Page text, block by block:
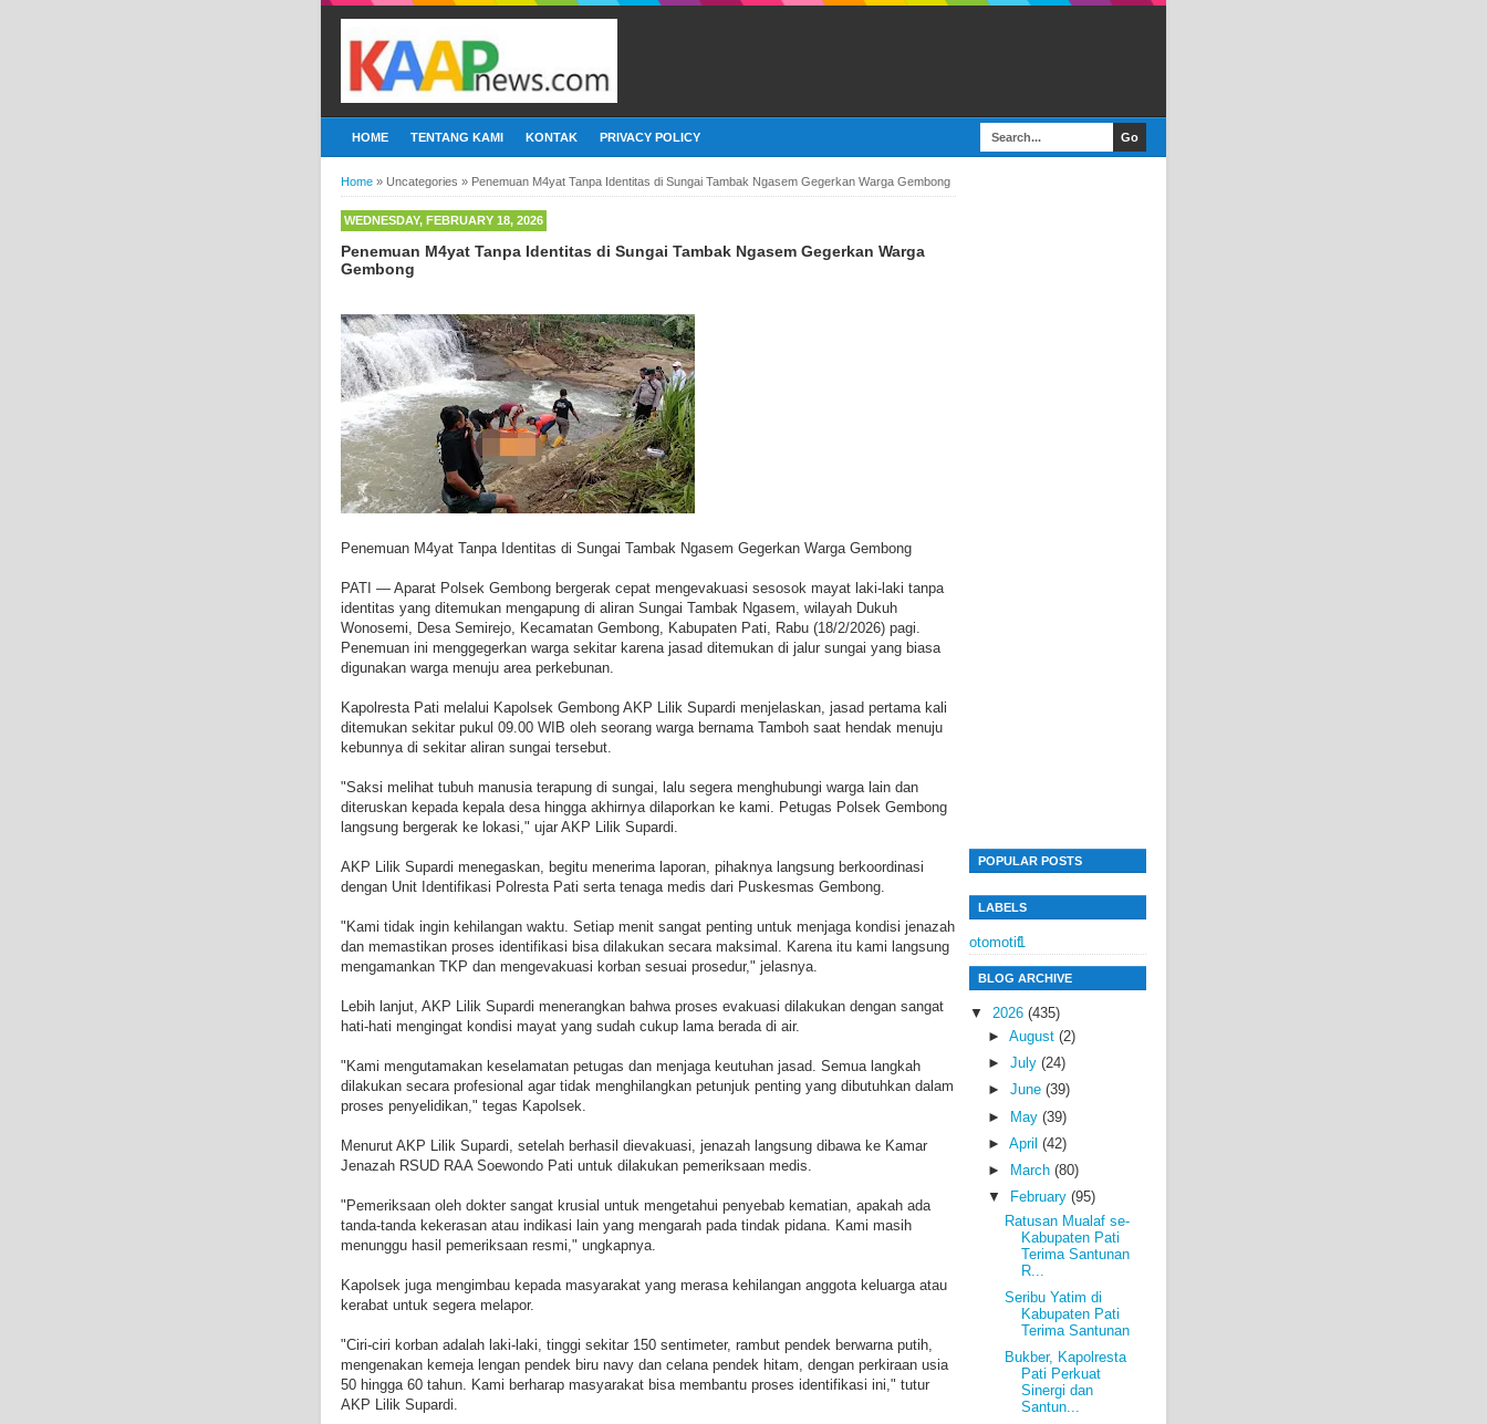
HOME TENTANG KAMI KONTAK PRIVACY POLICY
Home » Uncategories » Penemuan M4yat Tanpa Identitas di Sungai Tambak Ngasem Gegerkan Warga Gembong
WEDNESDAY, FEBRUARY 18, 2026
Penemuan M4yat Tanpa Identitas di Sungai Tambak Ngasem Gegerkan Warga
Gembong
Penemuan M4yat Tanpa Identitas di Sungai Tambak Ngasem Gegerkan Warga Gembong
PATI — Aparat Polsek Gembong bergerak cepat mengevakuasi sesosok mayat laki-laki tanpa
identitas yang ditemukan mengapung di aliran Sungai Tambak Ngasem, wilayah Dukuh
Wonosemi, Desa Semirejo, Kecamatan Gembong, Kabupaten Pati, Rabu (18/2/2026) pagi.
Penemuan ini menggegerkan warga sekitar karena jasad ditemukan di jalur sungai yang biasa
digunakan warga menuju area perkebunan.
Kapolresta Pati melalui Kapolsek Gembong AKP Lilik Supardi menjelaskan, jasad pertama kali
ditemukan sekitar pukul 09.00 WIB oleh seorang warga bernama Tamboh saat hendak menuju
kebunnya di sekitar aliran sungai tersebut.
"Saksi melihat tubuh manusia terapung di sungai, lalu segera menghubungi warga lain dan
diteruskan kepada kepala desa hingga akhirnya dilaporkan ke kami. Petugas Polsek Gembong
langsung bergerak ke lokasi," ujar AKP Lilik Supardi.
AKP Lilik Supardi menegaskan, begitu menerima laporan, pihaknya langsung berkoordinasi
dengan Unit Identifikasi Polresta Pati serta tenaga medis dari Puskesmas Gembong.
"Kami tidak ingin kehilangan waktu. Setiap menit sangat penting untuk menjaga kondisi jenazah
dan memastikan proses identifikasi bisa dilakukan secara maksimal. Karena itu kami langsung
mengamankan TKP dan mengevakuasi korban sesuai prosedur," jelasnya.
Lebih lanjut, AKP Lilik Supardi menerangkan bahwa proses evakuasi dilakukan dengan sangat
hati-hati mengingat kondisi mayat yang sudah cukup lama berada di air.
"Kami mengutamakan keselamatan petugas dan menjaga keutuhan jasad. Semua langkah
dilakukan secara profesional agar tidak menghilangkan petunjuk penting yang dibutuhkan dalam
proses penyelidikan," tegas Kapolsek.
Menurut AKP Lilik Supardi, setelah berhasil dievakuasi, jenazah langsung dibawa ke Kamar
Jenazah RSUD RAA Soewondo Pati untuk dilakukan pemeriksaan medis.
"Pemeriksaan oleh dokter sangat krusial untuk mengetahui penyebab kematian, apakah ada
tanda-tanda kekerasan atau indikasi lain yang mengarah pada tindak pidana. Kami masih
menunggu hasil pemeriksaan resmi," ungkapnya.
Kapolsek juga mengimbau kepada masyarakat yang merasa kehilangan anggota keluarga atau
kerabat untuk segera melapor.
"Ciri-ciri korban adalah laki-laki, tinggi sekitar 150 sentimeter, rambut pendek berwarna putih,
mengenakan kemeja lengan pendek biru navy dan celana pendek hitam, dengan perkiraan usia
50 hingga 60 tahun. Kami berharap masyarakat bisa membantu proses identifikasi ini," tutur
AKP Lilik Supardi.
POPULAR POSTS
LABELS
otomotif1
BLOG ARCHIVE
▼ 2026 (435)
► August (2)
► July (24)
► June (39)
► May (39)
► April (42)
►
March (80)
▼
February (95)
Ratusan Mualaf se-
Kabupaten Pati
Terima Santunan
R...
Seribu Yatim di
Kabupaten Pati
Terima Santunan
Bukber, Kapolresta
Pati Perkuat
Sinergi dan
Santun...